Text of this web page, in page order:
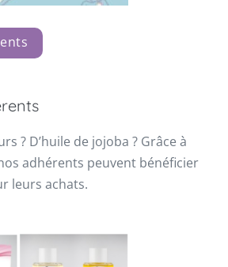
? D’huile de jojoba ? Grâce à
adhérents peuvent bénéficier
leurs achats.